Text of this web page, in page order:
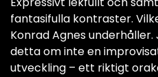
fantasifulla kontraster.
Konrad Agnes
detta om inte en
utveckling – ett riktigt